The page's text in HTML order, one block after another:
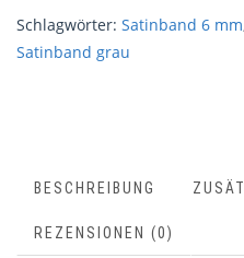
Schlagwörter: Satinband 6 mm
Satinband grau
BESCHREIBUNG
REZENSIONEN (0)